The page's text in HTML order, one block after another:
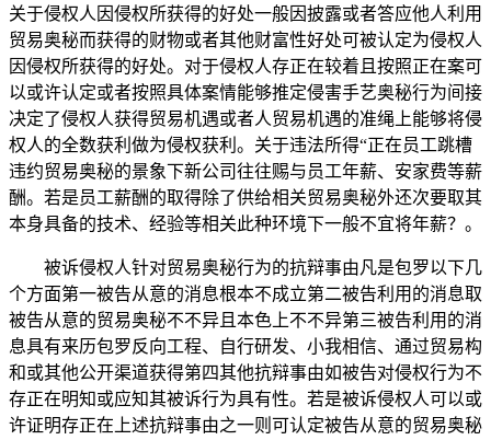
关于侵权人因侵权所获得的好处一般因披露或者答应他人利用
贸易奥秘而获得的财物或者其他财富性好处可被认定为侵权人
因侵权所获得的好处。对于侵权人存正在较着且按照正在案可
以或许认定或者按照具体案情能够推定侵害手艺奥秘行为间接
决定了侵权人获得贸易机遇或者人贸易机遇的准绳上能够将侵
权人的全数获利做为侵权获利。关于违法所得“正在员工跳槽
违约贸易奥秘的景象下新公司往往赐与员工年薪、安家费等薪
酬。若是员工薪酬的取得除了供给相关贸易奥秘外还次要取其
本身具备的技术、经验等相关此种环境下一般不宜将年薪？。
被诉侵权人针对贸易奥秘行为的抗辩事由凡是包罗以下几
个方面第一被告从意的消息根本不成立第二被告利用的消息取
被告从意的贸易奥秘不不异且本色上不不异第三被告利用的消
息具有来历包罗反向工程、自行研发、小我相信、通过贸易构
和或其他公开渠道获得第四其他抗辩事由如被告对侵权行为不
存正在明知或应知其被诉行为具有性。若是被诉侵权人可以或
许证明存正在上述抗辩事由之一则可认定被告从意的贸易奥秘